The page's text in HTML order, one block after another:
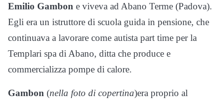
Emilio Gambon e viveva ad Abano Terme (Padova).
Egli era un istruttore di scuola guida in pensione, che
continuava a lavorare come autista part time per la
Templari spa di Abano, ditta che produce e
commercializza pompe di calore.
Gambon (nella foto di copertina)era proprio al